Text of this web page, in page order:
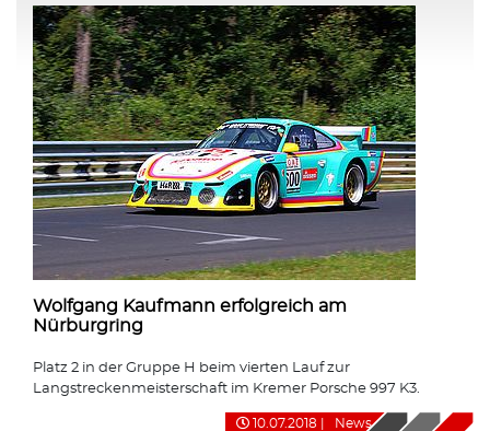
Wolfgang Kaufmann erfolgreich am
Nürburgring
Platz 2 in der Gruppe H beim vierten Lauf zur
Langstreckenmeisterschaft im Kremer Porsche 997 K3.
10.07.2018 News